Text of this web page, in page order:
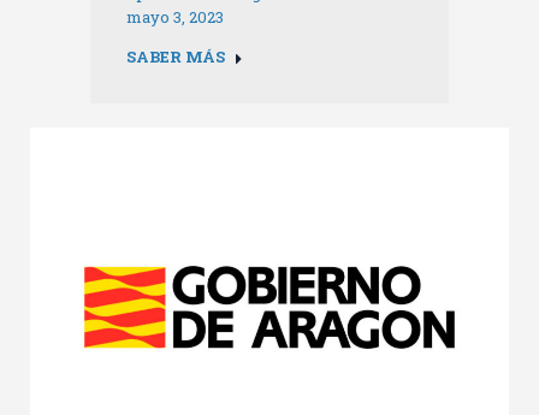
mayo 3, 2023
SABER MÁS